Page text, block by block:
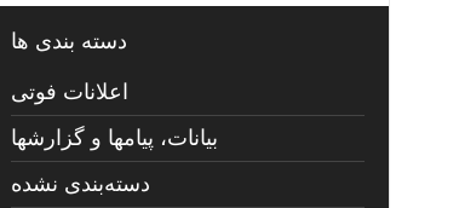
دسته بندی ها
اعلانات فوتی
بیانات، پیامها و گزارشها
دسته‌بندی نشده